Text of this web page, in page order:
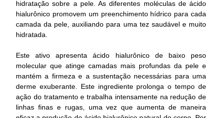
hidratação sobre a pele. As diferentes moléculas de ácido
hialurônico promovem um preenchimento hídrico para cada
camada da pele, auxiliando para uma tez saudável e muito
hidratada.
Este ativo apresenta ácido hialurônico de baixo peso
molecular que atinge camadas mais profundas da pele e
mantém a firmeza e a sustentação necessárias para uma
derme exuberante. Este ingrediente prolonga o tempo de
ação do tratamento e trabalha intensamente na redução de
linhas finas e rugas, uma vez que aumenta de maneira